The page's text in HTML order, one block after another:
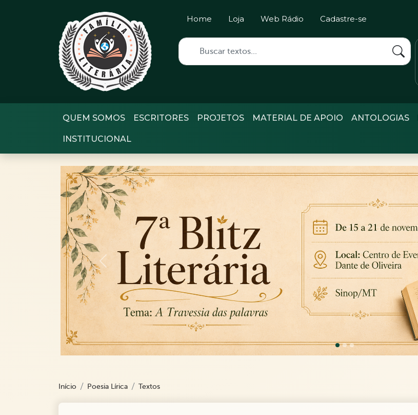
Home Loja Web Rádio Cadastre-se
QUEM SOMOS ESCRITORES PROJETOS MATERIAL DE APOIO ANTOLOGIAS
INSTITUCIONAL
Previous
Início Poesia Lírica Textos